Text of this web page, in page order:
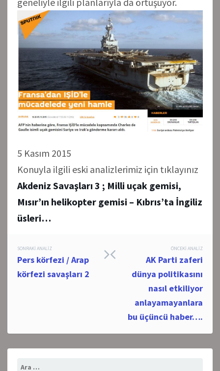
5 Kasım 2015
Konuyla ilgili eski analizlerimiz için tıklayınız
Akdeniz Savaşları 3 ; Milli uçak gemisi,
Mısır’ın helikopter gemisi – Kıbrıs’ta İngiliz
üsleri…
Post
navigation
ÖNCEKI ANALIZ
AK Parti zaferi
dünya politikasını
nasıl etkiliyor
anlayamayanlara
bu üçüncü haber….
SONRAKI ANALIZ
Pers körfezi / Arap
körfezi savaşları 2
Arama: